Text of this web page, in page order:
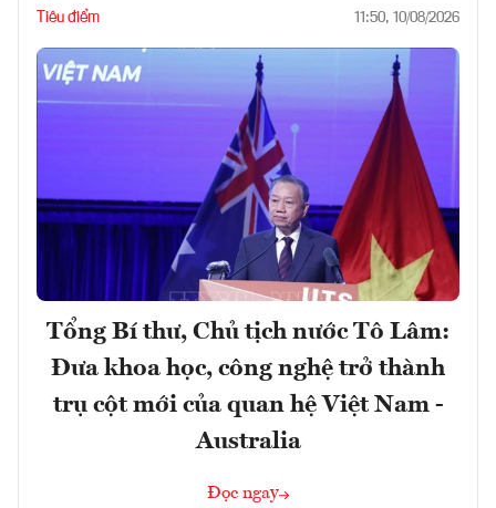
Tiêu điểm 11:50, 10/08/2026
Tổng Bí thư, Chủ tịch nước Tô Lâm:
Đưa khoa học, công nghệ trở thành
trụ cột mới của quan hệ Việt Nam -
Australia
Đọc ngay